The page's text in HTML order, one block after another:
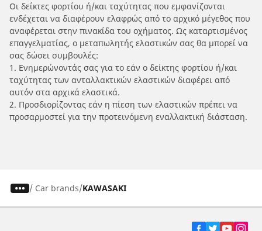
Οι δείκτες φορτίου ή/και ταχύτητας που εμφανίζονται
ενδέχεται να διαφέρουν ελαφρώς από το αρχικό μέγεθος που
αναφέρεται στην πινακίδα του οχήματος. Ως καταρτισμένος
επαγγελματίας, ο μεταπωλητής ελαστικών σας θα μπορεί να
σας δώσει συμβουλές:
1. Ενημερώνοντάς σας για το εάν ο δείκτης φορτίου ή/και
ταχύτητας των ανταλλακτικών ελαστικών διαφέρει από
αυτόν στα αρχικά ελαστικά.
2. Προσδιορίζοντας εάν η πίεση των ελαστικών πρέπει να
προσαρμοστεί για την προτεινόμενη εναλλακτική διάσταση.
/ Car brands KAWASAKI